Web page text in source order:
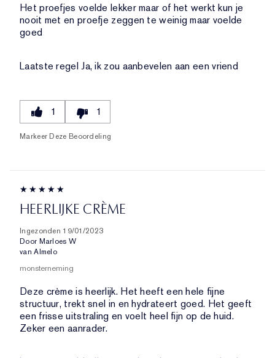
Het proefjes voelde lekker maar of het werkt kun je
nooit met en proefje zeggen te weinig maar voelde
goed
Laatste regelJa, ik zou aanbevelen aan een vriend
1 1
Markeer Deze Beoordeling
HEERLIJKE CRÈME
Ingezonden 19/01/2023
Door Marloes W
van Almelo
monsterneming
Deze crème is heerlijk. Het heeft een hele fijne
structuur, trekt snel in en hydrateert goed. Het geeft
een frisse uitstraling en voelt heel fijn op de huid.
Zeker een aanrader.